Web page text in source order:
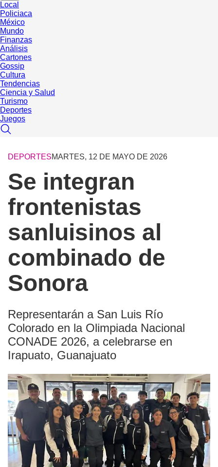
Local
Policiaca
México
Mundo
Finanzas
Análisis
Cartones
Gossip
Cultura
Tendencias
Ciencia y Salud
Turismo
Deportes
Juegos
DEPORTESMARTES, 12 DE MAYO DE 2026
Se integran
frontenistas
sanluisinos al
combinado de
Sonora
Representarán a San Luis Río
Colorado en la Olimpiada Nacional
CONADE 2026, a celebrarse en
Irapuato, Guanajuato